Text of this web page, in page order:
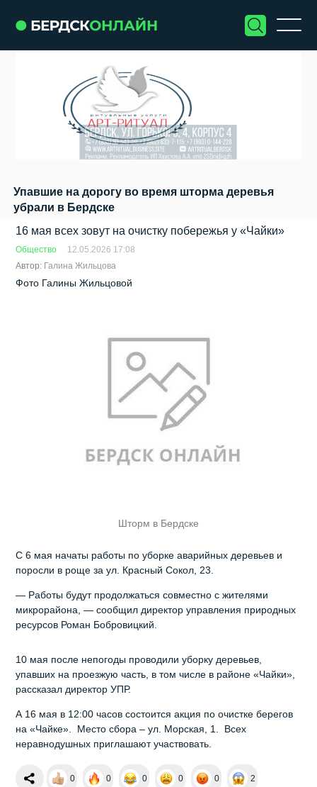
Упавшие на дорогу во время шторма деревья
убрали в Бердске
16 мая всех зовут на очистку побережья у «Чайки»
Общество
12.05.2026 17:08
Автор: Галина Жильцова
Фото Галины Жильцовой
Шторм в Бердске
С 6 мая начаты работы по уборке аварийных деревьев и
поросли в роще за ул. Красный Сокол, 23.
— Работы будут продолжаться совместно с жителями
микрорайона, — сообщил директор управления природных
ресурсов Роман Бобровицкий.
10 мая после непогоды проводили уборку деревьев,
упавших на проезжую часть, в том числе в районе «Чайки»,
рассказал директор УПР.
А 16 мая в 12:00 часов состоится акция по очистке берегов
на «Чайке». Место сбора – ул. Морская, 1. Всех
неравнодушных приглашают участвовать.
0 0 0 0 0 2